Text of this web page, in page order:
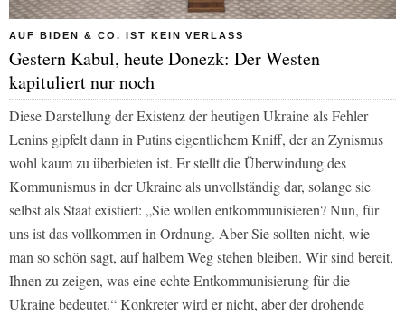
AUF BIDEN & CO. IST KEIN VERLASS
Gestern Kabul, heute Donezk: Der Westen
kapituliert nur noch
Diese Darstellung der Existenz der heutigen Ukraine als Fehler
Lenins gipfelt dann in Putins eigentlichem Kniff, der an Zynismus
wohl kaum zu überbieten ist. Er stellt die Überwindung des
Kommunismus in der Ukraine als unvollständig dar, solange sie
selbst als Staat existiert: „Sie wollen entkommunisieren? Nun, für
uns ist das vollkommen in Ordnung. Aber Sie sollten nicht, wie
man so schön sagt, auf halbem Weg stehen bleiben. Wir sind bereit,
Ihnen zu zeigen, was eine echte Entkommunisierung für die
Ukraine bedeutet.“ Konkreter wird er nicht, aber der drohende